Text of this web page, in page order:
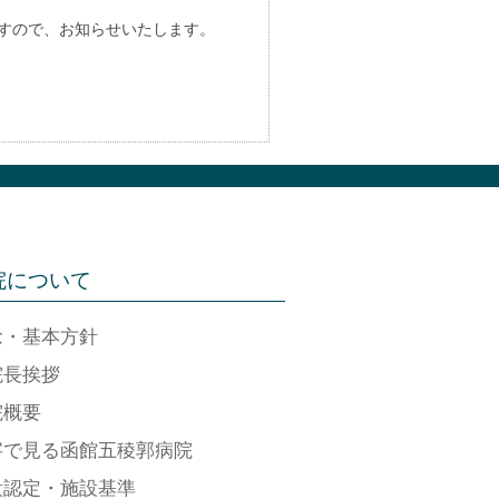
で、お知らせいたします。
について
基本方針
挨拶
要
見る函館五稜郭病院
定・施設基準